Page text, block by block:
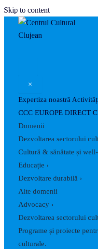
Skip to content
×
Expertiza noastră
CCC EUROPE DIRECT
Domenii
Dezvoltarea sectorului
Cultură & sănătate și
Educație ›
Dezvoltare durabilă ›
Alte domenii
Advocacy ›
Dezvoltarea sectorului
Programe și proiecte
culturale.